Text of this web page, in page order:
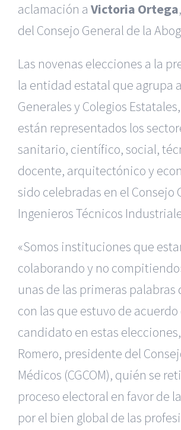
aclamación a Victoria Ortega
del Consejo General de la
Las novenas elecciones a la
la entidad estatal que agrupa
Generales y Colegios
están representados los
sanitario, científico, social,
docente, arquitectónico y
sido celebradas en el Consejo
Ingenieros Técnicos
«Somos instituciones que
colaborando y no
unas de las primeras palabras
con las que estuvo de
candidato en estas
Romero, presidente del
Médicos (CGCOM), quién se
proceso electoral en favor de
por el bien global de las